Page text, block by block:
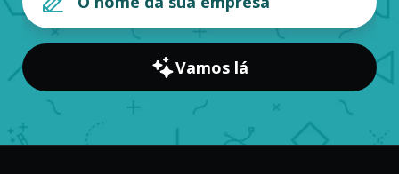
Vamos lá